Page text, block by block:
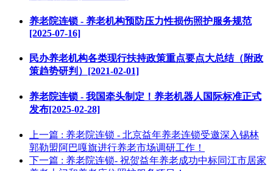
养老院连锁 - 养老机构预防压力性损伤照护服务规范
[2025-07-16]
民办养老机构各类现行扶持政策重点要点大总结（附政
策趋势研判）[2021-02-01]
养老院连锁 - 我国牵头制定！养老机器人国际标准正式
发布[2025-02-28]
上一篇 : 养老院连锁 - 北京益年养老连锁受邀深入锡林
郭勒盟阿巴嘎旗进行养老市场调研工作！
下一篇 : 养老院连锁- 祝贺益年养老成功中标同江市居家